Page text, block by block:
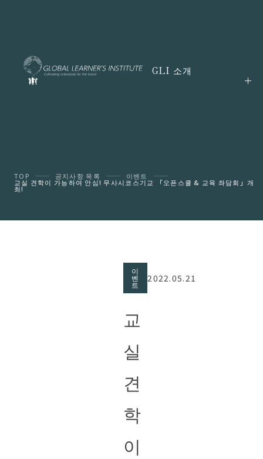
GLI 소개
TOP 공지사항 목록 이벤트
교실 견학이 가능하여 안심! 무사시코스기교 「오픈스쿨 & 교육 좌담회」개
최!
이
벤
트
2022.05.21
교
실
견
학
이